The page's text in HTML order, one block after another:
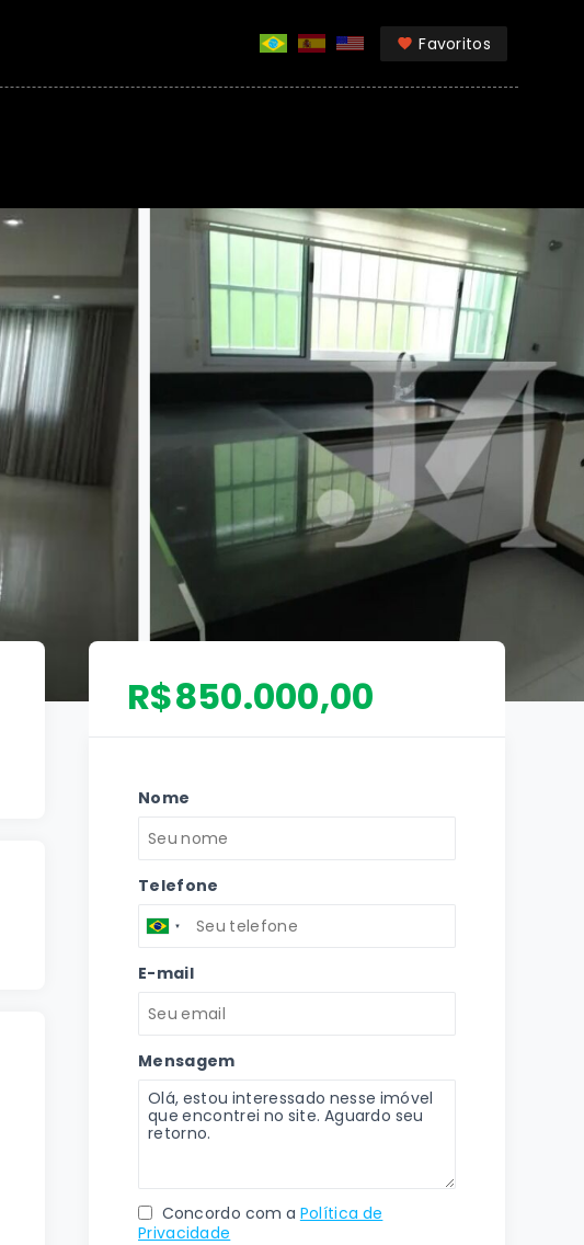
Favoritos
R$850.000,00
Nome
Telefone
E-mail
Mensagem
Concordo com a Política de
Privacidade